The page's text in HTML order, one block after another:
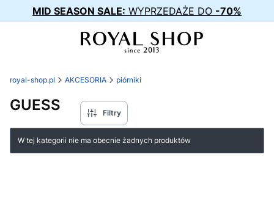
MID SEASON SALE: WYPRZEDAŻE DO -70%
royal-shop.pl AKCESORIA piórniki
GUESS Filtry
Lista produktów
W tej kategorii nie ma obecnie żadnych produktów